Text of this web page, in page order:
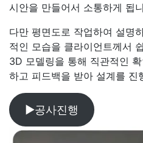
시안을 만들어서 소통하게 됩
다만 평면도로 작업하여 설명
적인 모습을 클라이언트께서
3D 모델링을 통해 직관적인
하고 피드백을 받아 설계를 진
▶공사진행